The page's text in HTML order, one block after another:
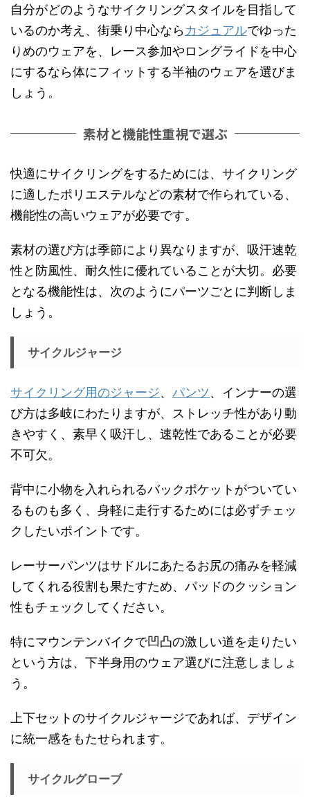
自分がどのようなサイクリングスタイルを目指して
いるのか考え、街乗り中心ならカジュアルでゆった
りめのウェアを、レース参加やロングライドを中心
にするなら体にフィットする半袖のウェアを選びま
しょう。
素材と機能性重視で選ぶ
快適にサイクリングをするためには、サイクリング
に適したポリエステルなどの素材で作られている、
機能性の高いウェアが必要です。
素材の選び方は季節により異なりますが、吸汗速乾
性と防風性、耐久性に優れていることが大切。必要
となる機能性は、次のようにパーツごとに判断しま
しょう。
サイクルジャージ
サイクリング用のジャージ、 パンツ、インナーの選
び方は多岐にわたりますが、ストレッチ性があり動
きやすく、素早く吸汗し、速乾性であることが必要
不可欠。
背中に小物を入れられるバックポケットがついてい
るものも多く、身軽に走行するためには必ずチェッ
クしたいポイントです。
レーサーパンツはサドルにあたるお尻の痛みを軽減
してくれる役割も果たすため、パッドのクッション
性もチェックしてください。
特にマウンテンバイクで凹凸の激しい道を走りたい
という方は、下半身用のウェア選びに注意しましょ
う。
上下セットのサイクルジャージであれば、デザイン
に統一感をもたせられます。
サイクルグローブ